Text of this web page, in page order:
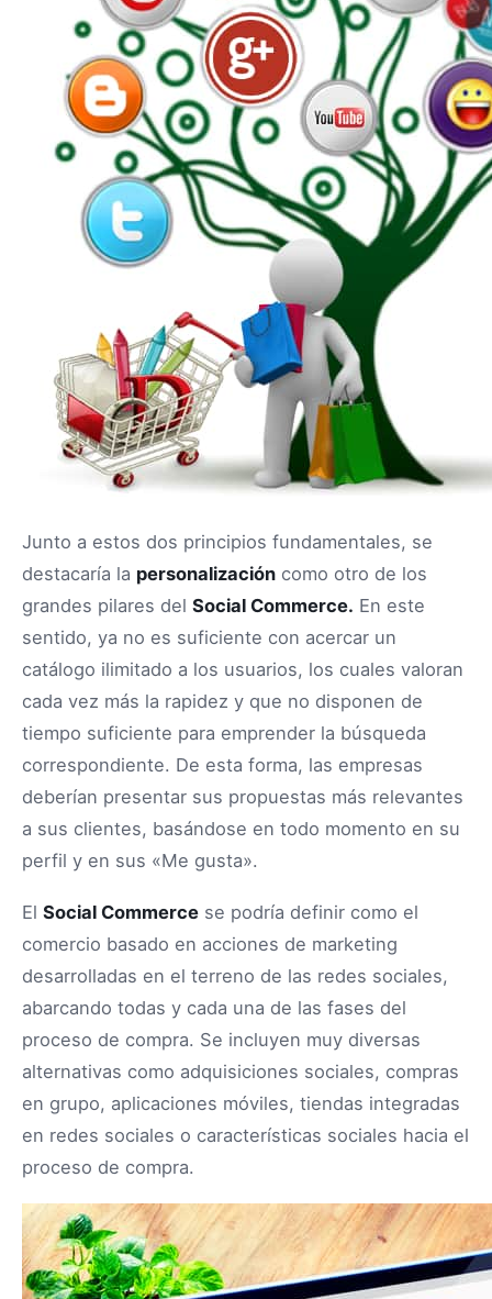
Junto a estos dos principios fundamentales, se
destacaría la personalización como otro de los
grandes pilares del Social Commerce. En este
sentido, ya no es suficiente con acercar un
catálogo ilimitado a los usuarios, los cuales valoran
cada vez más la rapidez y que no disponen de
tiempo suficiente para emprender la búsqueda
correspondiente. De esta forma, las empresas
deberían presentar sus propuestas más relevantes
a sus clientes, basándose en todo momento en su
perfil y en sus «Me gusta».
El Social Commerce se podría definir como el
comercio basado en acciones de marketing
desarrolladas en el terreno de las redes sociales,
abarcando todas y cada una de las fases del
proceso de compra. Se incluyen muy diversas
alternativas como adquisiciones sociales, compras
en grupo, aplicaciones móviles, tiendas integradas
en redes sociales o características sociales hacia el
proceso de compra.